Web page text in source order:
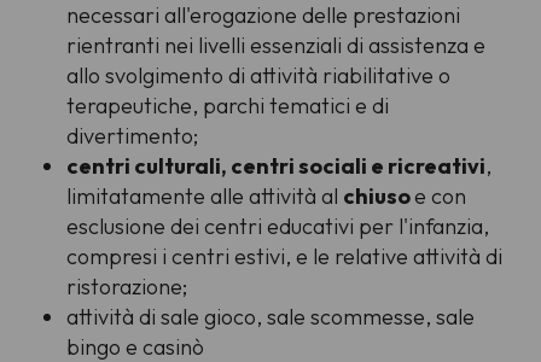
necessari all'erogazione delle prestazioni
rientranti nei livelli essenziali di assistenza e
allo svolgimento di attività riabilitative o
terapeutiche, parchi tematici e di
divertimento;
centri culturali, centri sociali e ricreativi,
limitatamente alle attività al chiusoe con
esclusione dei centri educativi per l'infanzia,
compresi i centri estivi, e le relative attività di
ristorazione;
attività di sale gioco, sale scommesse, sale
bingo e casinò